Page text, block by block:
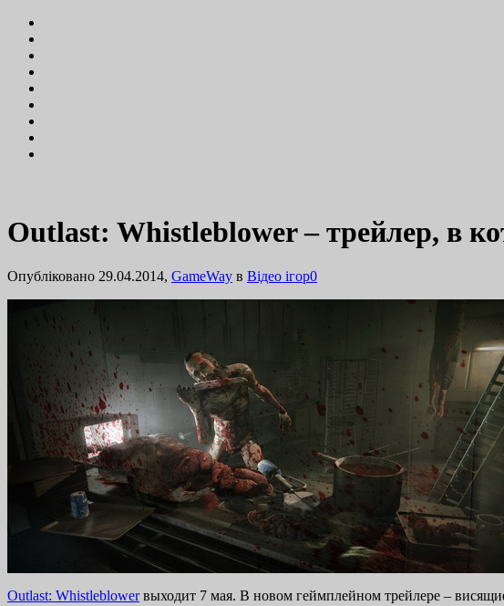
Outlast: Whistleblower – трейлер, в
Опубліковано 29.04.2014, GameWay в Відео ігор0
Outlast: Whistleblowerвыходит 7 мая. В новом геймплейном трейлере –